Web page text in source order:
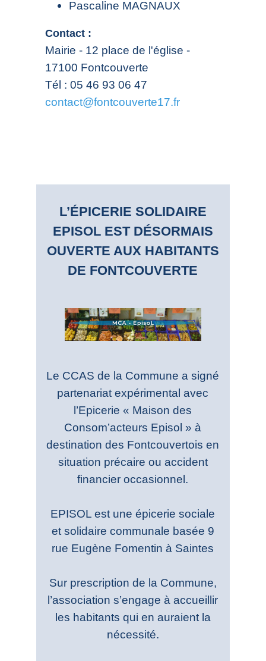
Pascaline MAGNAUX
Contact :
Mairie - 12 place de l'église -
17100 Fontcouverte
Tél : 05 46 93 06 47
contact@fontcouverte17.fr
L’ÉPICERIE SOLIDAIRE
EPISOL EST DÉSORMAIS
OUVERTE AUX HABITANTS
DE FONTCOUVERTE
Le CCAS de la Commune a signé
partenariat expérimental avec
l’Epicerie « Maison des
Consom’acteurs Episol » à
destination des Fontcouvertois en
situation précaire ou accident
financier occasionnel.
EPISOL est une épicerie sociale
et solidaire communale basée 9
rue Eugène Fomentin à Saintes
Sur prescription de la Commune,
l’association s’engage à accueillir
les habitants qui en auraient la
nécessité.